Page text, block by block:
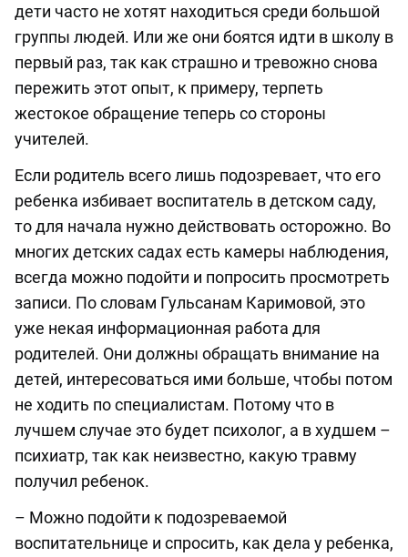
дети часто не хотят находиться среди большой
группы людей. Или же они боятся идти в школу в
первый раз, так как страшно и тревожно снова
пережить этот опыт, к примеру, терпеть
жестокое обращение теперь со стороны
учителей.
Если родитель всего лишь подозревает, что его
ребенка избивает воспитатель в детском саду,
то для начала нужно действовать осторожно. Во
многих детских садах есть камеры наблюдения,
всегда можно подойти и попросить просмотреть
записи. По словам Гульсанам Каримовой, это
уже некая информационная работа для
родителей. Они должны обращать внимание на
детей, интересоваться ими больше, чтобы потом
не ходить по специалистам. Потому что в
лучшем случае это будет психолог, а в худшем –
психиатр, так как неизвестно, какую травму
получил ребенок.
– Можно подойти к подозреваемой
воспитательнице и спросить, как дела у ребенка,